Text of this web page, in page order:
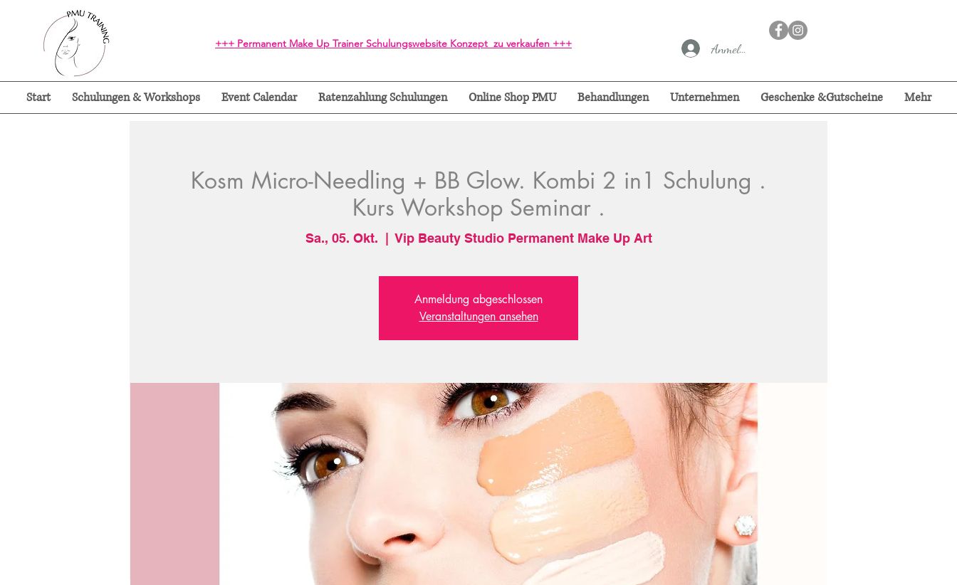
Anmelden
+++ Permanent Make Up Trainer Schulungswebsite Konzept zu verkaufen +++
Start Schulungen & Workshops Event Calendar Ratenzahlung Schulungen Online Shop PMU Behandlungen Unternehmen Geschenke &Gutscheine Mehr
Kosm Micro-Needling + BB Glow. Kombi 2 in1 Schulung .
Kurs Workshop Seminar .
Sa., 05. Okt.
  |
Vip Beauty Studio Permanent Make Up Art
Anmeldung abgeschlossen
Veranstaltungen ansehen